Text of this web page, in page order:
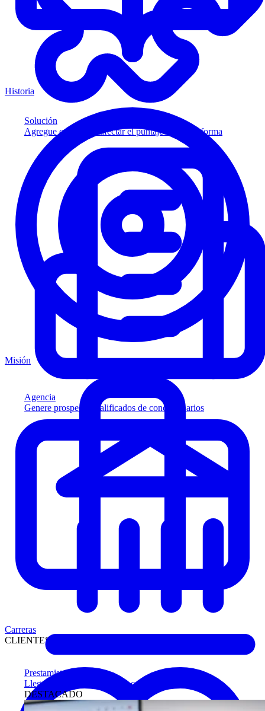
Solución
Agregue crédito sin afectar el puntaje a su plataforma
Agencia
Genere prospectos calificados de concesionarios
Prestamistas
Llegue antes a compradores calificados
DESTACADO
Historia
Misión
Carreras
CLIENTES